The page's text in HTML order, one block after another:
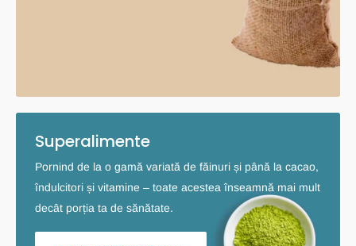
Superalimente
Pornind de la o gamă variată de făinuri și până la cacao,
îndulcitori și vitamine – toate acestea înseamnă mai mult
decât porția ta de sănătate.